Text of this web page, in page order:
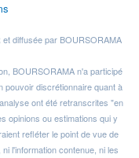
diffusée par BOURSORAMA
BOURSORAMA n'a participé
pouvoir discrétionnaire quant à
ont été retranscrites "en
opinions ou estimations qui y
refléter le point de vue de
l'information contenue, ni les